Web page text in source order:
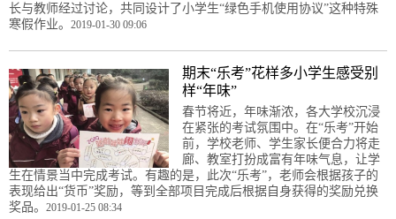
长与教师经过讨论，共同设计了小学生“绿色手机使用协议”这种特殊
寒假作业。 2019-01-30 09:06
期末“乐考”花样多小学生感受别
样“年味”
春节将近，年味渐浓，各大学校沉浸
在紧张的考试氛围中。在“乐考”开始
前，学校老师、学生家长便合力将走
廊、教室打扮成富有年味气息，让学
生在情景当中完成考试。有趣的是，此次“乐考”，老师会根据孩子的
表现给出“货币”奖励，等到全部项目完成后根据自身获得的奖励兑换
奖品。 2019-01-25 08:34